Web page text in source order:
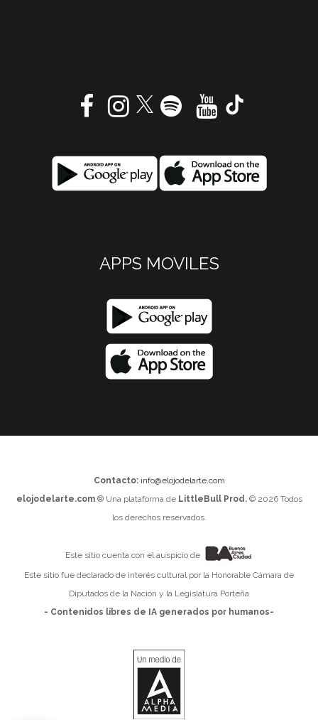
APPS MOVILES
Contacto: info@elojodelarte.com
elojodelarte.com® Una plataforma de LittleBull Prod.© 2026 Todos
los derechos reservados.
Este sitio cuenta con el auspicio de
Este sitio fue declarado de interés cultural por la Honorable Cámara de
Diputados de la Nación y la Legislatura Porteña
- Contenidos libres de IA generados por humanos-